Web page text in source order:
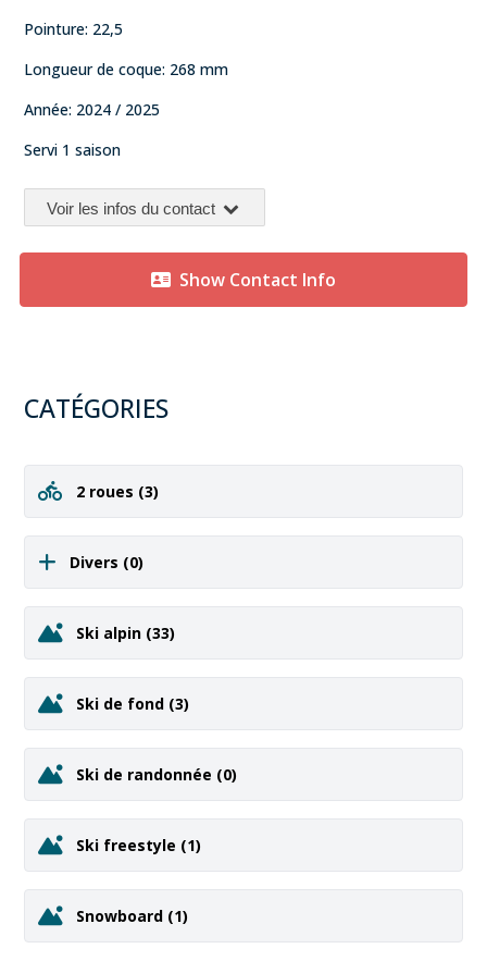
Pointure: 22,5
Longueur de coque: 268 mm
Année: 2024 / 2025
Servi 1 saison
Voir les infos du contact
Show Contact Info
CATÉGORIES
2 roues (3)
Divers (0)
Ski alpin (33)
Ski de fond (3)
Ski de randonnée (0)
Ski freestyle (1)
Snowboard (1)